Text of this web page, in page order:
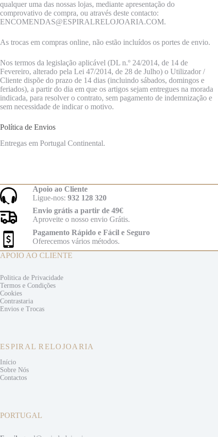
qualquer uma das nossas lojas, mediante apresentação do
comprovativo de compra, ou através deste contacto:
ENCOMENDAS@ESPIRALRELOJOARIA.COM.
As trocas em compras online, não estão incluídos os portes de envio.
Nos termos da legislação aplicável (DL n.º 24/2014, de 14 de
Fevereiro, alterado pela Lei 47/2014, de 28 de Julho) o Utilizador /
Cliente dispõe do prazo de 14 dias (incluindo sábados, domingos e
feriados), a partir do dia em que os artigos sejam entregues na morada
indicada, para resolver o contrato, sem pagamento de indemnização e
sem necessidade de indicar o motivo.
Política de Envios
Entregas em Portugal Continental.
Apoio ao Cliente
Ligue-nos: 932 128 320
Envio grátis a partir de 49€
Aproveite o nosso envio Grátis.
Pagamento Rápido e Fácil e Seguro
Oferecemos vários métodos.
APOIO AO CLIENTE
Politica de Privacidade
Termos e Condições
Cookies
Contrastaria
Envios e Trocas
ESPIRAL RELOJOARIA
Início
Sobre Nós
Contactos
PORTUGAL